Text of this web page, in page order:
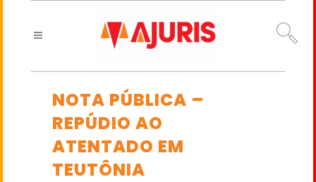
NOTA PÚBLICA –
REPÚDIO AO
ATENTADO EM
TEUTÔNIA